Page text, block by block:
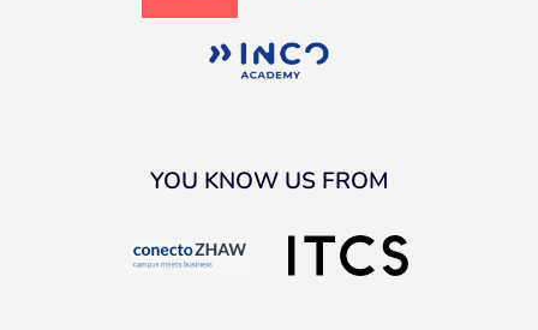
YOU KNOW US FROM